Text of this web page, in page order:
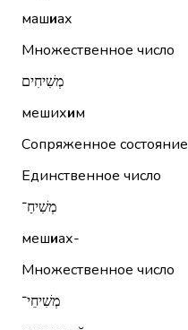
машиах
Множественное число
מְשִׁיחִים
мешихим
Сопряженное состояние
Единственное число
מְשִׁיחַ־
мешиах-
Множественное число
מְשִׁיחֵי־